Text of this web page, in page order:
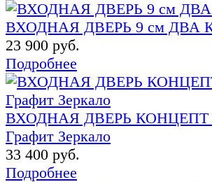
ВХОДНАЯ ДВЕРЬ 9 см ДВА
23 900 руб.
Подробнее
ВХОДНАЯ ДВЕРЬ КОНЦЕПТ
Графит Зеркало
33 400 руб.
Подробнее